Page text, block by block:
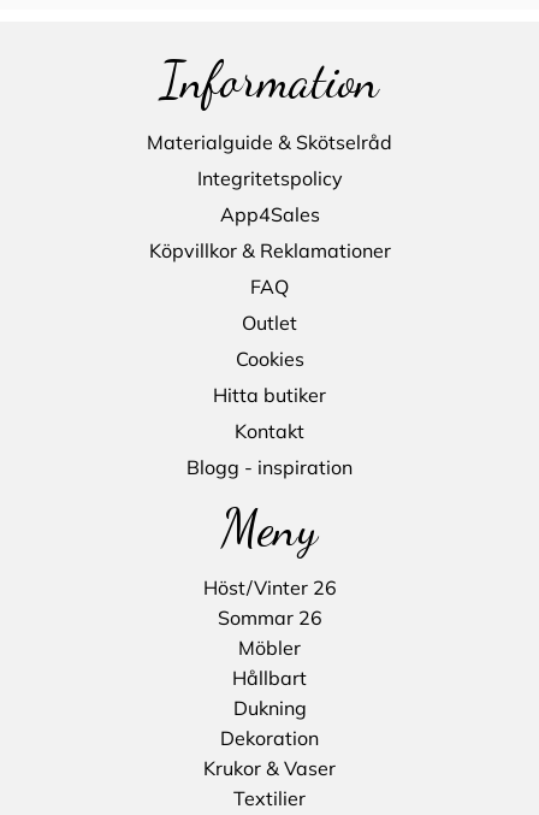
Information
Materialguide & Skötselråd
Integritetspolicy
App4Sales
Köpvillkor & Reklamationer
FAQ
Outlet
Cookies
Hitta butiker
Kontakt
Blogg - inspiration
Meny
Höst/Vinter 26
Sommar 26
Möbler
Hållbart
Dukning
Dekoration
Krukor & Vaser
Textilier